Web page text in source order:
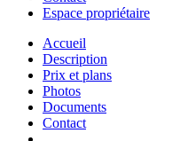
Espace propriétaire
Accueil
Description
Prix et plans
Photos
Documents
Contact